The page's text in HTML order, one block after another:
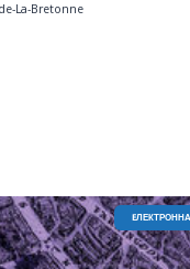
La-Bretonne